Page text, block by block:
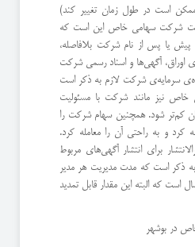
است در طول زمان تغییر کند)
ثبت شرکت سهامی خاص این است که
یا پس از نام شرکت بلافاصله،
اوراق، آگهی‌ها و اسناد رسمی شرکت
سرمایه‌ی شرکت لازم به ذکر است
نیز مانند شرکت با مسئولیت
از 100 هزار تومان کم‌تر شود. همچنین سهام شرکت را
کرد و به راحتی آن را معامله کرد.
برای انتشار آگهی‌های مربوط
ذکر است که مدت مدیریت هر مدیر
که البته این مقدار قابل تمدید
در بوشهر